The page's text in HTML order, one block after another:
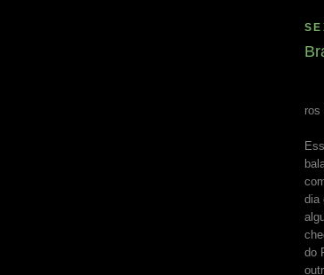
ros
dia
do